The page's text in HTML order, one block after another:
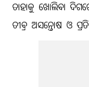
ତାହାକୁ ଖୋଲିବା
ତୀବ୍ର ଅସନ୍ତୋଷ ଓ